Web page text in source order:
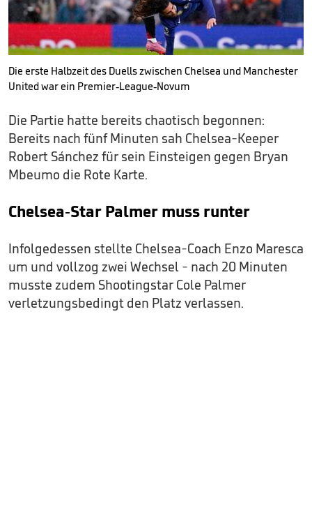
Die erste Halbzeit des Duells zwischen Chelsea und Manchester
United war ein Premier-League-Novum
Die Partie hatte bereits chaotisch begonnen:
Bereits nach fünf Minuten sah Chelsea-Keeper
Robert Sánchez für sein Einsteigen gegen Bryan
Mbeumo die Rote Karte.
Chelsea-Star Palmer muss runter
Infolgedessen stellte Chelsea-Coach Enzo Maresca
um und vollzog zwei Wechsel - nach 20 Minuten
musste zudem Shootingstar Cole Palmer
verletzungsbedingt den Platz verlassen.